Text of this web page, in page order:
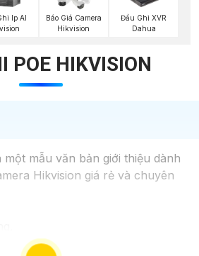
Ip AI
Báo Giá Camera
Hikvision
Đầu Ghi XVR
Dahua
POE HIKVISION
mẫu văn bản giới thiệu dành
Hikvision giá rẻ và chuyên
giới thiệu đến quý vị dịch vụ